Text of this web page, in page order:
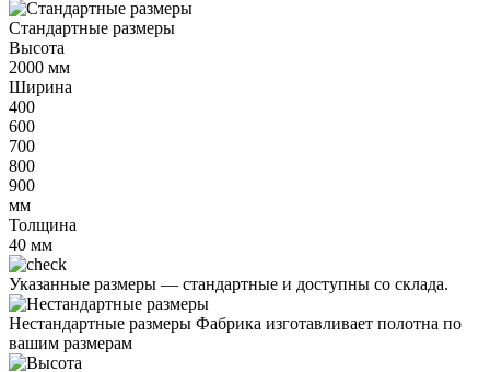
Стандартные размеры
Высота
2000 мм
Ширина
400
600
700
800
900
мм
Толщина
40 мм
Указанные размеры — стандартные и доступны со склада.
Нестандартные размеры Фабрика изготавливает полотна по
вашим размерам